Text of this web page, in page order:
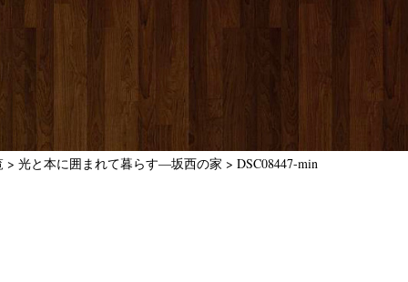
> 光と本に囲まれて暮らす―坂西の家 > DSC08447-min